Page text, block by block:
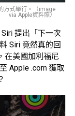
方式舉行。（image
via Apple資料照）
提出「下一次
Siri 竟然真的回
在美國加利福尼
Apple .com 獲取